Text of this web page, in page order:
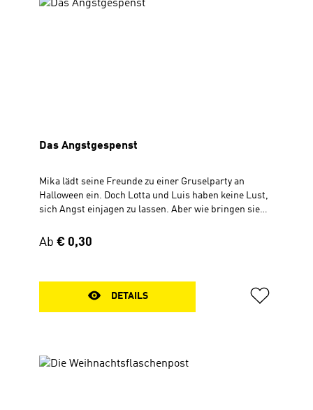
Das Angstgespenst
Mika lädt seine Freunde zu einer Gruselparty an
Halloween ein. Doch Lotta und Luis haben keine Lust,
sich Angst einjagen zu lassen. Aber wie bringen sie
zu gelten? Wimmelflyer mit Text Zum Aufklappen, 30 x
Regulärer Preis:
Ab € 0,30
DETAILS